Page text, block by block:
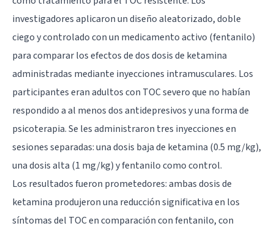
investigadores aplicaron un diseño aleatorizado, doble
ciego y controlado con un medicamento activo (fentanilo)
para comparar los efectos de dos dosis de ketamina
administradas mediante inyecciones intramusculares. Los
participantes eran adultos con TOC severo que no habían
respondido a al menos dos antidepresivos y una forma de
psicoterapia. Se les administraron tres inyecciones en
sesiones separadas: una dosis baja de ketamina (0.5 mg/kg),
una dosis alta (1 mg/kg) y fentanilo como control.
Los resultados fueron prometedores: ambas dosis de
ketamina produjeron una reducción significativa en los
síntomas del TOC en comparación con fentanilo, con